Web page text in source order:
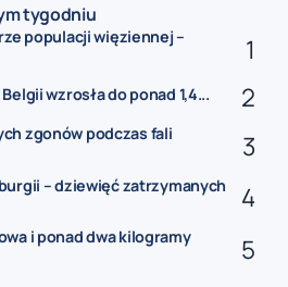
tygodniu
populacji więziennej –
wzrosła do ponad 1,4...
zgonów podczas fali
– dziewięć zatrzymanych
i ponad dwa kilogramy